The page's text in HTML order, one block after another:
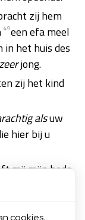
zij hem
49een efa meel
het huis des
jong.
zij het kind
alsuw
hier bij u
mij mijn bede
51overgegeven
cookies,